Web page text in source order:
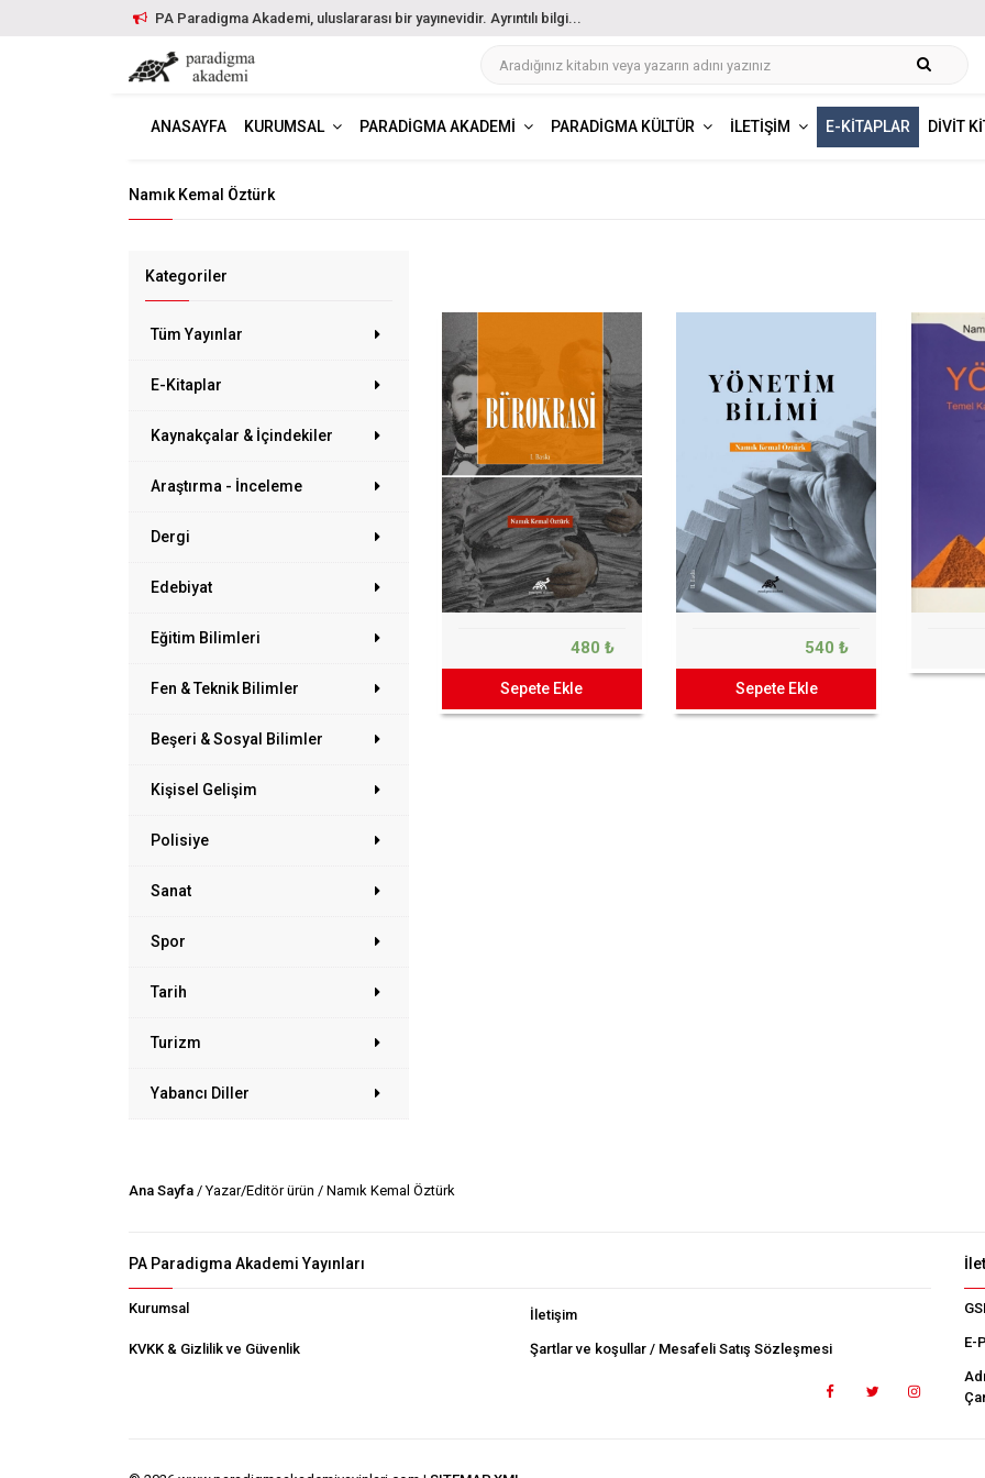
PA Paradigma Akademi, uluslararası bir yayınevidir. Ayrıntılı bilgi...
ANASAYFA KURUMSAL PARADIGMA AKADEMI PARADIGMA KÜLTÜR İLETIŞIM E-KITAPLAR DIVIT
Namık Kemal Öztürk
Kategoriler
Tüm Yayınlar
E-Kitaplar
Kaynakçalar & İçindekiler
Araştırma - İnceleme
Dergi
Edebiyat
Eğitim Bilimleri
Fen & Teknik Bilimler
Beşeri & Sosyal Bilimler
Kişisel Gelişim
Polisiye
Sanat
Spor
Tarih
Turizm
Yabancı Diller
480 ₺
Sepete Ekle
540 ₺
Sepete Ekle
Ana Sayfa / Yazar/Editör ürün / Namık Kemal Öztürk
PA Paradigma Akademi Yayınları
Kurumsal İletişim
KVKK & Gizlilik ve Güvenlik Şartlar ve koşullar / Mesafeli Satış Sözleşmesi E-